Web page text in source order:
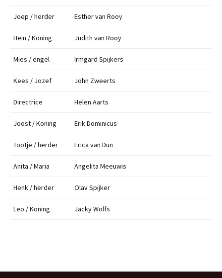
Joep / herder Esther van Rooy
Hein / Koning Judith van Rooy
Mies / engel Irmgard Spijkers
Kees / Jozef John Zweerts
Directrice Helen Aarts
Joost / Koning Erik Dominicus
Tootje / herder Erica van Dun
Anita / Maria Angelita Meeuwis
Henk / herder Olav Spijker
Leo / Koning Jacky Wolfs